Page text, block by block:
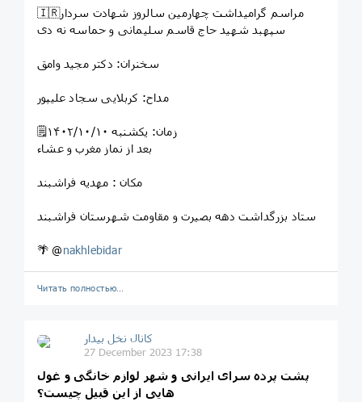
🇮🇷مراسم گرامیداشت چهارمین سالروز شهادت سردار
سپهبد شهید حاج قاسم سلیمانی و حماسه نه دی
سخنران: دکتر مجید وامق
مداح: کربلایی سجاد علیپور
🗒زمان: یکشنبه ١۴۰۲/١۰/۱۰
بعد از نماز مغرب و عشاء
مکان : مهدیه فراشبند
ستاد بزرگداشت دهه بصیرت و مقاومت شهرستان فراشبند
🌴 @nakhlebidar
Читать полностью…
کانال نخل بیدار
27 December 2023 17:38
پشت پرده سرای ایرانی و شهر لوازم خانگی و غول
هایی از این قبیل چیست؟